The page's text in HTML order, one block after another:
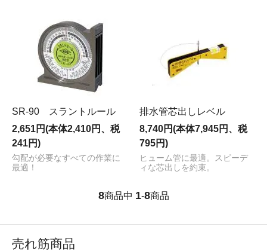
SR-90 スラントルール
2,651円(本体2,410円、税
241円)
勾配が必要なすべての作業に
最適！
排水管芯出しレベル
8,740円(本体7,945円、税
795円)
ヒューム管に最適。スピーデ
ィな芯出しを約束。
8商品中 1-8商品
売れ筋商品